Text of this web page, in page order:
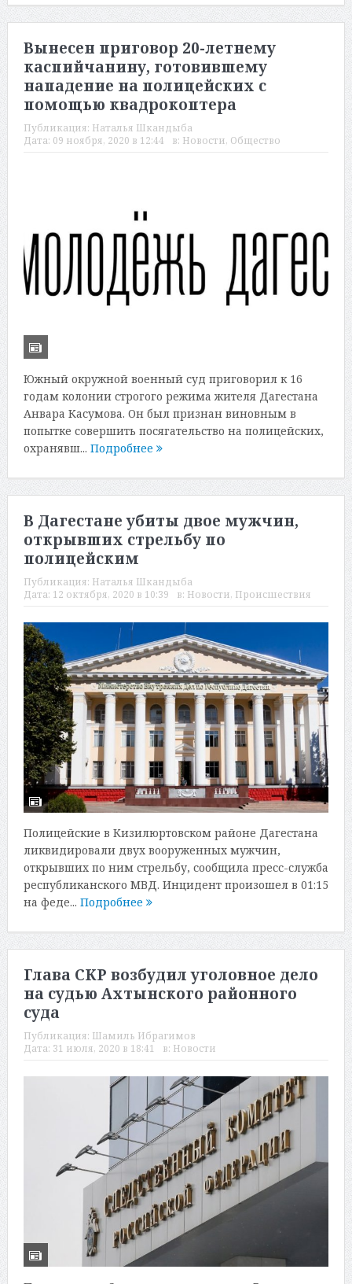
Вынесен приговор 20-летнему
каспийчанину, готовившему
нападение на полицейских с
помощью квадрокоптера
Публикация: Наталья Шкандыба
Дата: 09 ноября, 2020 в 12:44 в: Новости, Общество
Южный окружной военный суд приговорил к 16
годам колонии строгого режима жителя Дагестана
Анвара Касумова. Он был признан виновным в
попытке совершить посягательство на полицейских,
охранявш... Подробнее
В Дагестане убиты двое мужчин,
открывших стрельбу по
полицейским
Публикация: Наталья Шкандыба
Дата: 12 октября, 2020 в 10:39 в: Новости, Происшествия
Полицейские в Кизилюртовском районе Дагестана
ликвидировали двух вооруженных мужчин,
открывших по ним стрельбу, сообщила пресс-служба
республиканского МВД. Инцидент произошел в 01:15
на феде... Подробнее
Глава СКР возбудил уголовное дело
на судью Ахтынского районного
суда
Публикация: Шамиль Ибрагимов
Дата: 31 июля, 2020 в 18:41 в: Новости